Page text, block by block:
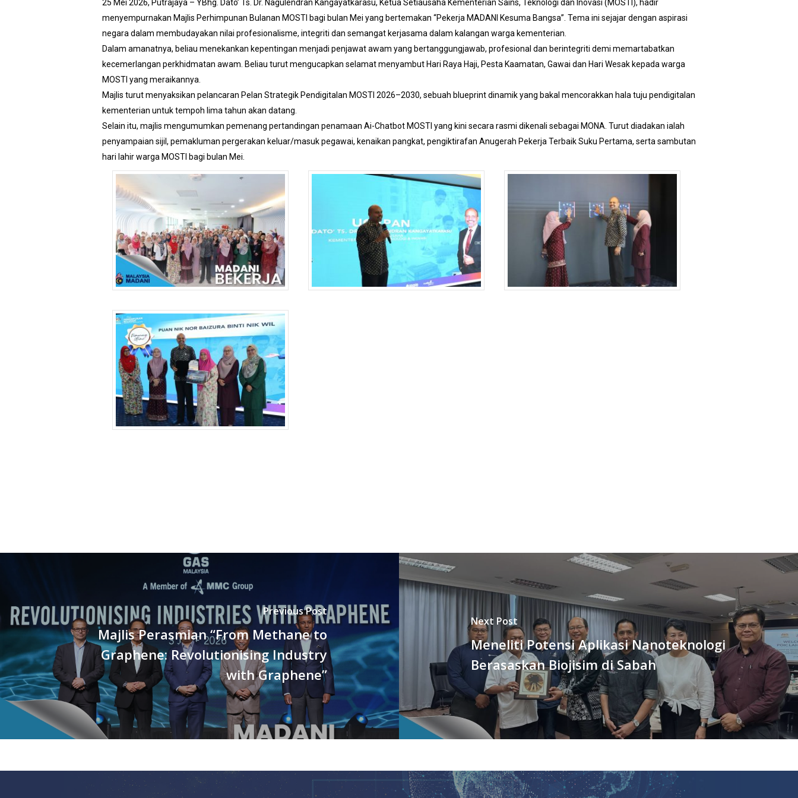
25 Mei 2026, Putrajaya – YBhg. Dato’ Ts. Dr. Nagulendran Kangayatkarasu, Ketua Setiausaha Kementerian Sains, Teknologi dan Inovasi (MOSTI), hadir
menyempurnakan Majlis Perhimpunan Bulanan MOSTI bagi bulan Mei yang bertemakan “Pekerja MADANI Kesuma Bangsa”. Tema ini sejajar dengan aspirasi
negara dalam membudayakan nilai profesionalisme, integriti dan semangat kerjasama dalam kalangan warga kementerian.
Dalam amanatnya, beliau menekankan kepentingan menjadi penjawat awam yang bertanggungjawab, profesional dan berintegriti demi memartabatkan
kecemerlangan perkhidmatan awam. Beliau turut mengucapkan selamat menyambut Hari Raya Haji, Pesta Kaamatan, Gawai dan Hari Wesak kepada warga
MOSTI yang meraikannya.
Majlis turut menyaksikan pelancaran Pelan Strategik Pendigitalan MOSTI 2026–2030, sebuah blueprint dinamik yang bakal mencorakkan hala tuju pendigitalan
kementerian untuk tempoh lima tahun akan datang.
Selain itu, majlis mengumumkan pemenang pertandingan penamaan Ai-Chatbot MOSTI yang kini secara rasmi dikenali sebagai MONA. Turut diadakan ialah
penyampaian sijil, pemakluman pergerakan keluar/masuk pegawai, kenaikan pangkat, pengiktirafan Anugerah Pekerja Terbaik Suku Pertama, serta sambutan
hari lahir warga MOSTI bagi bulan Mei.
Previous Post
Majlis Perasmian “From Methane to
Graphene: Revolutionising Industry
with Graphene”
Next Post
Meneliti Potensi Aplikasi Nanoteknologi
Berasaskan Biojisim di Sabah